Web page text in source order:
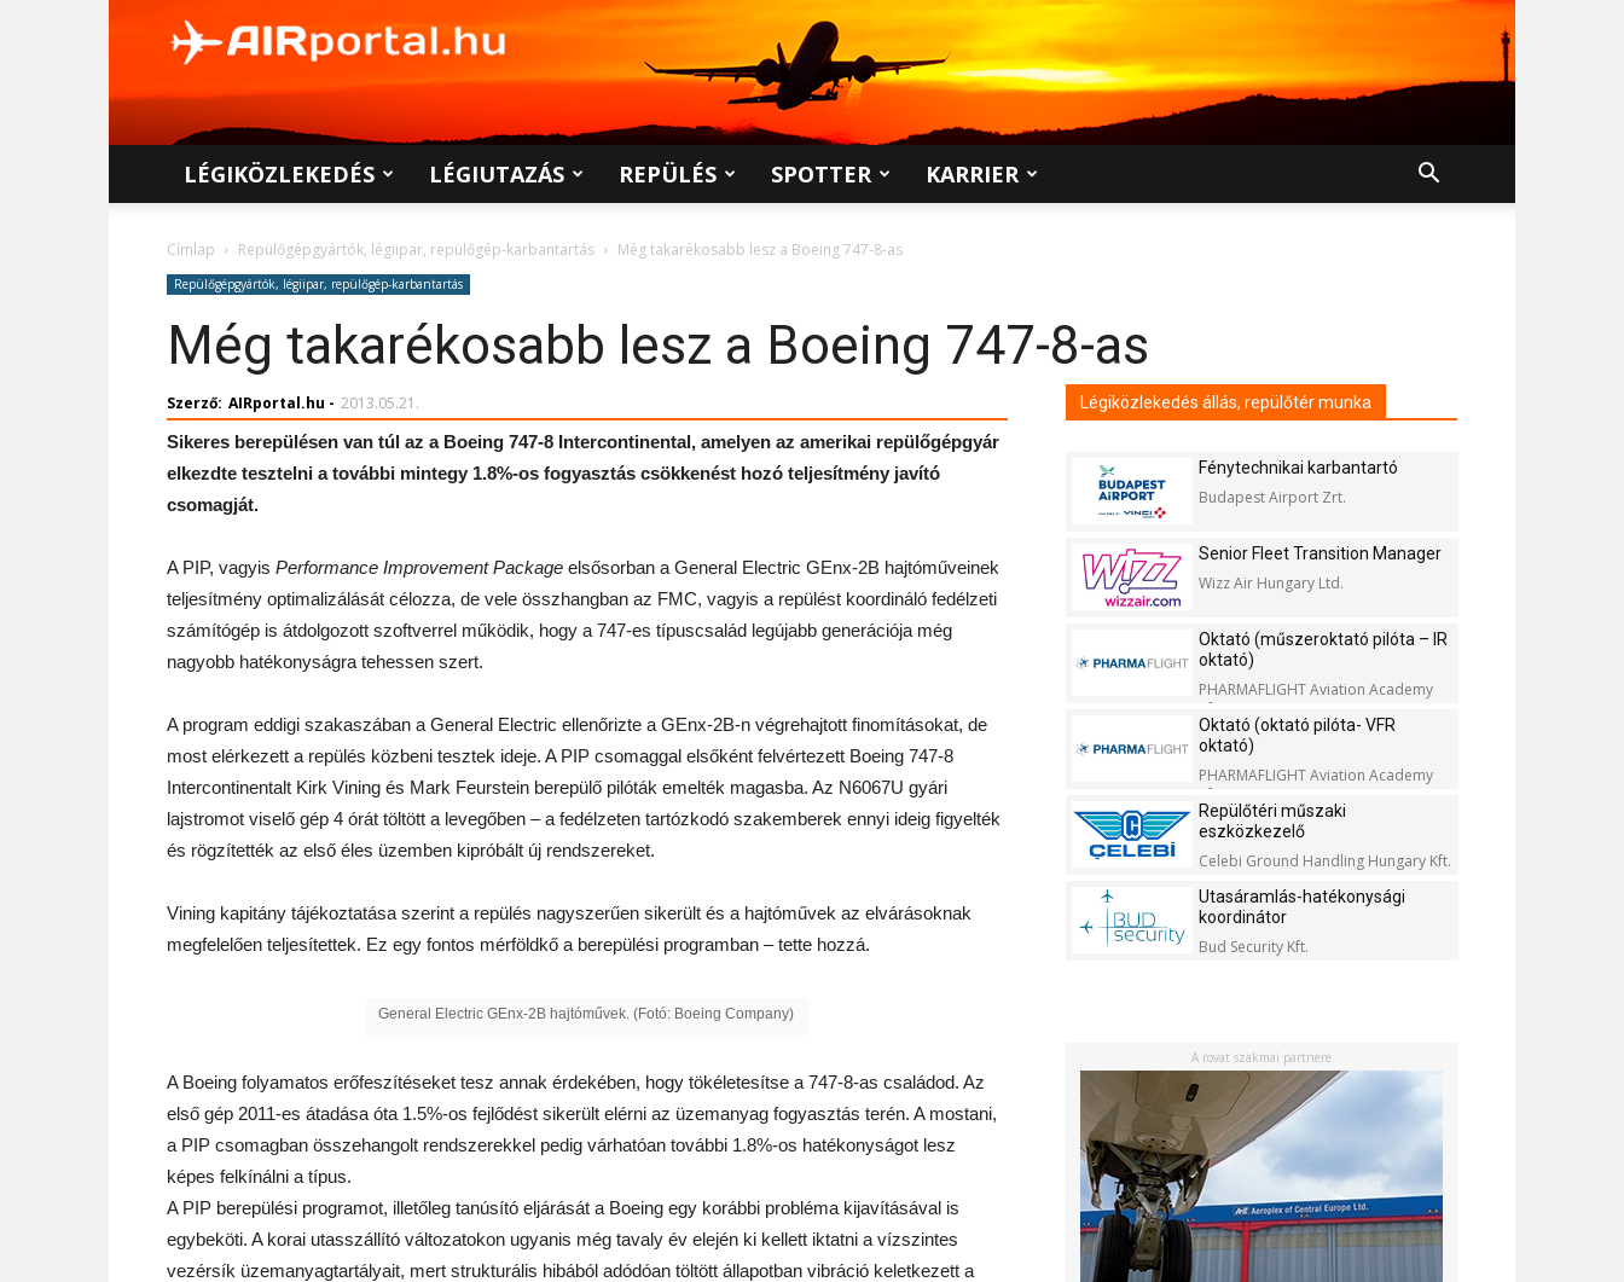
LÉGIKÖZLEKEDÉS LÉGIUTAZÁS REPÜLÉS SPOTTER KARRIER
Címlap Repülőgépgyártók, légiipar, repülőgép-karbantartás Még takarékosabb lesz a Boeing 747-8-as
Repülőgépgyártók, légiipar, repülőgép-karbantartás
Még takarékosabb lesz a Boeing 747-8-as
Szerző: AIRportal.hu - 2013.05.21.
Sikeres berepülésen van túl az a Boeing 747-8 Intercontinental, amelyen az amerikai repülőgépgyár
elkezdte tesztelni a további mintegy 1.8%-os fogyasztás csökkenést hozó teljesítmény javító
csomagját.
A PIP, vagyis Performance Improvement Package elsősorban a General Electric GEnx-2B hajtóműveinek
teljesítmény optimalizálását célozza, de vele összhangban az FMC, vagyis a repülést koordináló fedélzeti
számítógép is átdolgozott szoftverrel működik, hogy a 747-es típuscsalád legújabb generációja még
nagyobb hatékonyságra tehessen szert.
A program eddigi szakaszában a General Electric ellenőrizte a GEnx-2B-n végrehajtott finomításokat, de
most elérkezett a repülés közbeni tesztek ideje. A PIP csomaggal elsőként felvértezett Boeing 747-8
Intercontinentalt Kirk Vining és Mark Feurstein berepülő pilóták emelték magasba. Az N6067U gyári
lajstromot viselő gép 4 órát töltött a levegőben – a fedélzeten tartózkodó szakemberek ennyi ideig figyelték
és rögzítették az első éles üzemben kipróbált új rendszereket.
Vining kapitány tájékoztatása szerint a repülés nagyszerűen sikerült és a hajtóművek az elvárásoknak
megfelelően teljesítettek. Ez egy fontos mérföldkő a berepülési programban – tette hozzá.
General Electric GEnx-2B hajtóművek. (Fotó: Boeing Company)
A Boeing folyamatos erőfeszítéseket tesz annak érdekében, hogy tökéletesítse a 747-8-as családod. Az
első gép 2011-es átadása óta 1.5%-os fejlődést sikerült elérni az üzemanyag fogyasztás terén. A mostani,
a PIP csomagban összehangolt rendszerekkel pedig várhatóan további 1.8%-os hatékonyságot lesz
képes felkínálni a típus.
A PIP berepülési programot, illetőleg tanúsító eljárását a Boeing egy korábbi probléma kijavításával is
egybeköti. A korai utasszállító változatokon ugyanis még tavaly év elején ki kellett iktatni a vízszintes
vezérsík üzemanyagtartályait, mert strukturális hibából adódóan töltött állapotban vibráció keletkezett a
Légiközlekedés állás, repülőtér munka
Fénytechnikai karbantartó
Budapest Airport Zrt.
Senior Fleet Transition Manager
Wizz Air Hungary Ltd.
Oktató (műszeroktató pilóta – IR
oktató)
PHARMAFLIGHT Aviation Academy
Kft.
Oktató (oktató pilóta- VFR
oktató)
PHARMAFLIGHT Aviation Academy
Kft.
Repülőtéri műszaki
eszközkezelő
Celebi Ground Handling Hungary Kft.
Utasáramlás-hatékonysági
koordinátor
Bud Security Kft.
A rovat szakmai partnere